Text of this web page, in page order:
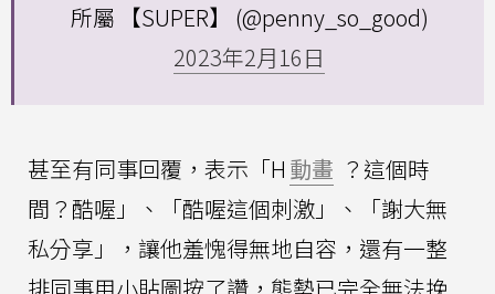
所屬 【SUPER】 (@penny_so_good)
2023年2月16日
甚至有同事回覆，表示「H 動畫 ？這個時
間？酷喔」、「酷喔這個刺激」、「謝大無
私分享」，讓他羞愧得無地自容，還有一整